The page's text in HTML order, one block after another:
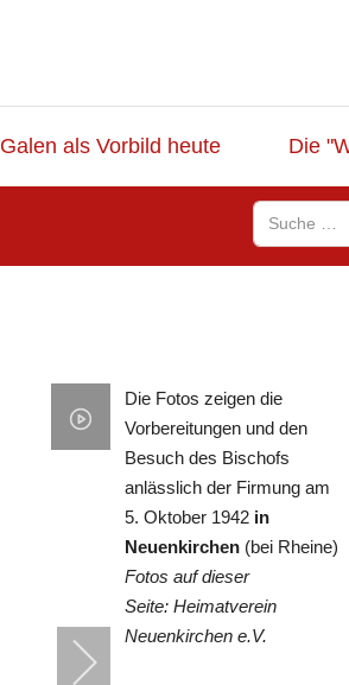
Galen als Vorbild heute Die
Suchen
Die Fotos zeigen die
Vorbereitungen und den
Besuch des Bischofs
anlässlich der Firmung am
5. Oktober 1942in
Neuenkirchen (bei Rheine)
Fotos auf dieser
Seite: Heimatverein
Neuenkirchen e.V.